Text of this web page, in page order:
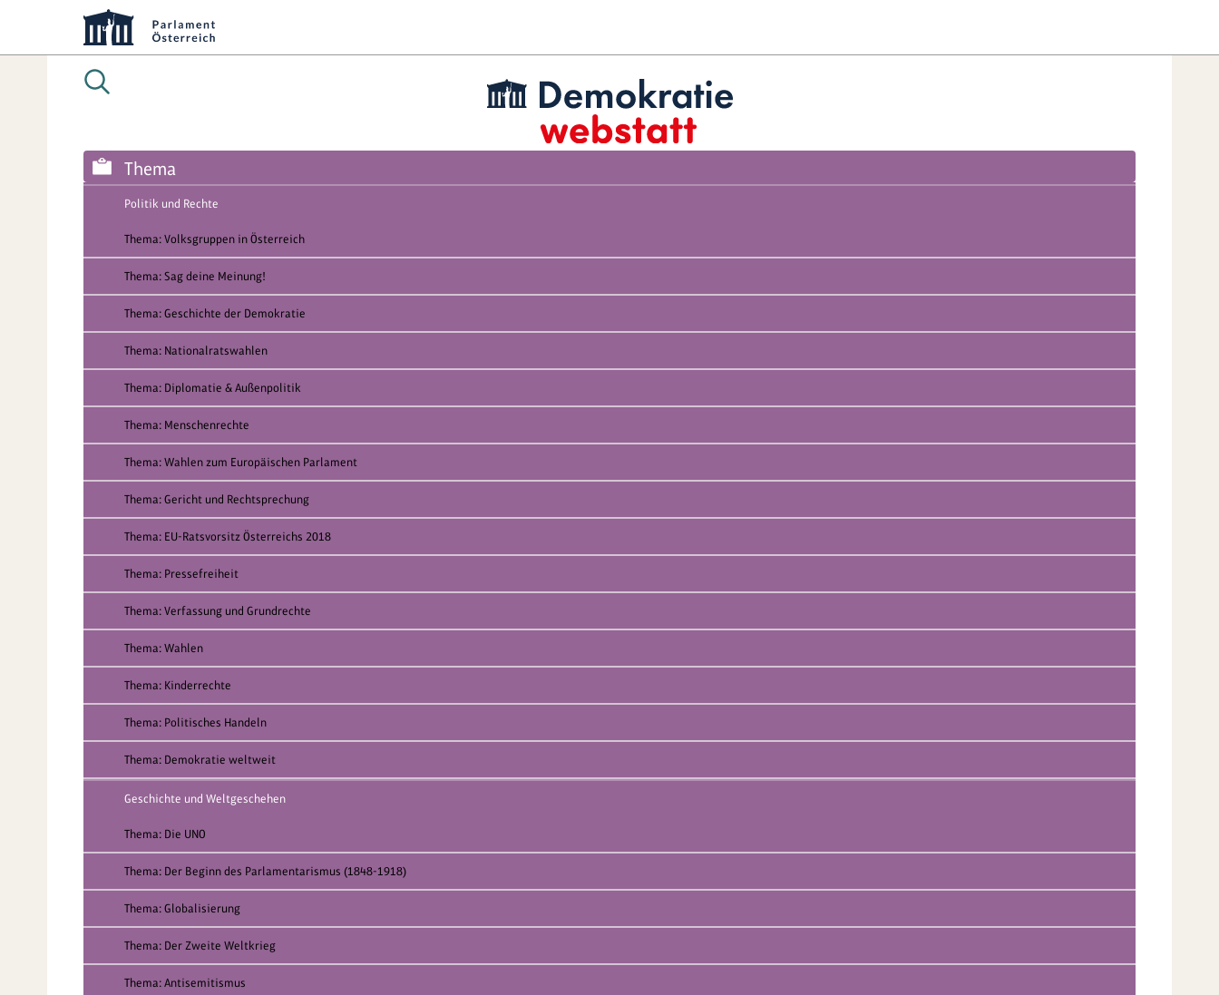
Thema
Politik und Rechte
Thema: Volksgruppen in Österreich
Thema: Sag deine Meinung!
Thema: Geschichte der Demokratie
Thema: Nationalratswahlen
Thema: Diplomatie & Außenpolitik
Thema: Menschenrechte
Thema: Wahlen zum Europäischen Parlament
Thema: Gericht und Rechtsprechung
Thema: EU-Ratsvorsitz Österreichs 2018
Thema: Pressefreiheit
Thema: Verfassung und Grundrechte
Thema: Wahlen
Thema: Kinderrechte
Thema: Politisches Handeln
Thema: Demokratie weltweit
Geschichte und Weltgeschehen
Thema: Die UNO
Thema: Der Beginn des Parlamentarismus (1848-1918)
Thema: Globalisierung
Thema: Der Zweite Weltkrieg
Thema: Antisemitismus